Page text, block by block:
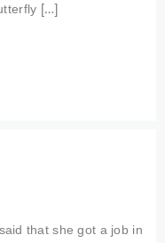
[…]
that she got a job in